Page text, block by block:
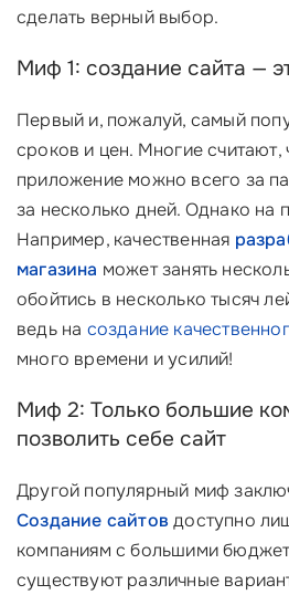
сделать верный выбор.
Миф 1: создание сайта —
Первый и, пожалуй, самый
сроков и цен. Многие считают,
приложение можно всего за
за несколько дней. Однако на
Например, качественная
магазина может занять
обойтись в несколько тысяч
ведь на создание
много времени и усилий!
Миф 2: Только большие
позволить себе сайт
Другой популярный миф
Создание сайтовдоступно
компаниям с большими
существуют различные